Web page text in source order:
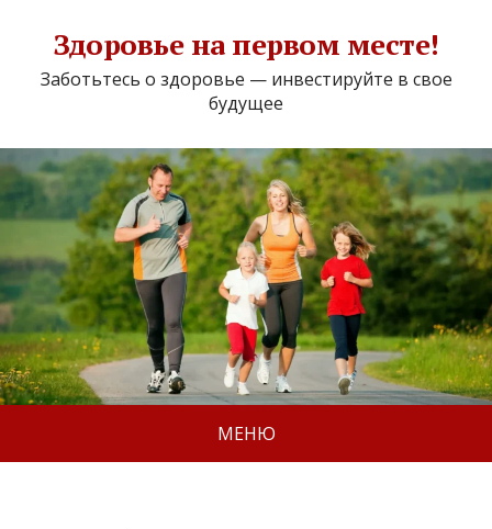
Здоровье на первом месте!
Заботьтесь о здоровье — инвестируйте в свое
будущее
МЕНЮ